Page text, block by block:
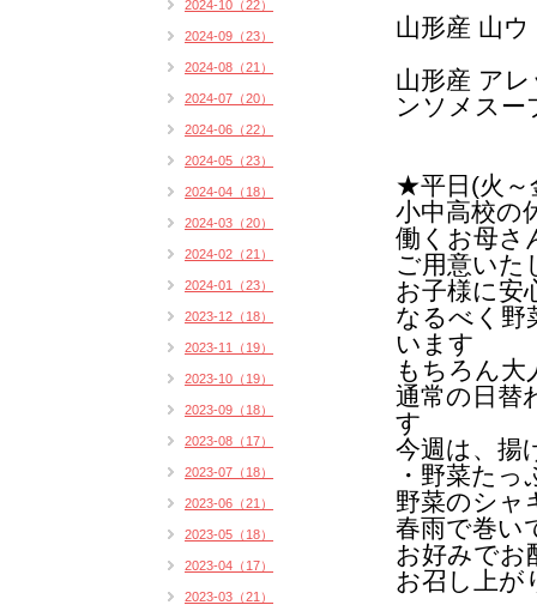
山形産 山
山形産 ア
ンソメスー
★平日(火～
小中高校の
働くお母さ
ご用意いた
お子様に安
なるべく野
います
もちろん
通常の日替
す
今週は、揚
・野菜た
野菜のシャ
春雨で巻い
お好みでお
お召し上が
2024-10（22）
2024-09（23）
2024-08（21）
2024-07（20）
2024-06（22）
2024-05（23）
2024-04（18）
2024-03（20）
2024-02（21）
2024-01（23）
2023-12（18）
2023-11（19）
2023-10（19）
2023-09（18）
2023-08（17）
2023-07（18）
2023-06（21）
2023-05（18）
2023-04（17）
2023-03（21）